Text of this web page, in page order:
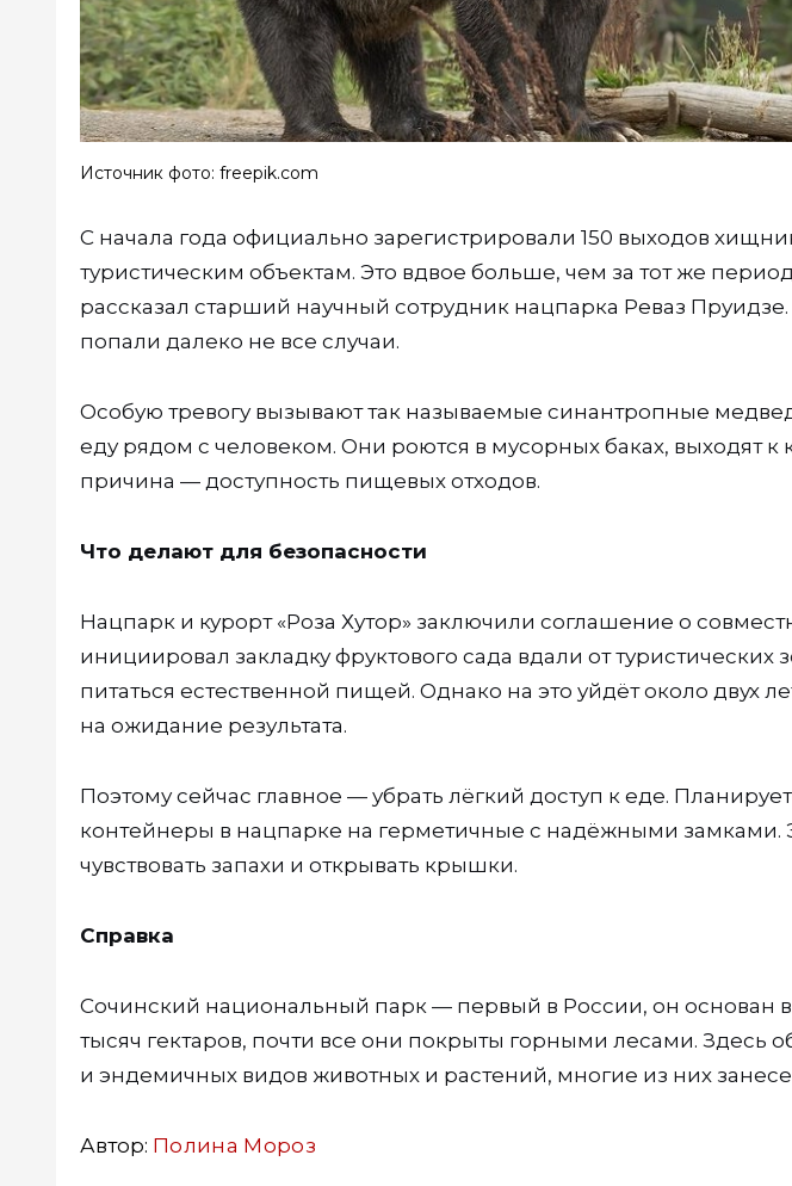
Источник фото: freepik.com
С начала года официально зарегистрировали 150 выходов
туристическим объектам. Это вдвое больше, чем за тот же
рассказал старший научный сотрудник нацпарка Реваз Пруидзе.
попали далеко не все случаи.
Особую тревогу вызывают так называемые синантропные
еду рядом с человеком. Они роются в мусорных баках, выходят к
причина — доступность пищевых отходов.
Что делают для безопасности
Нацпарк и курорт «Роза Хутор» заключили соглашение о
инициировал закладку фруктового сада вдали от туристических
питаться естественной пищей. Однако на это уйдёт около двух
на ожидание результата.
Поэтому сейчас главное — убрать лёгкий доступ к еде.
контейнеры в нацпарке на герметичные с надёжными замками.
чувствовать запахи и открывать крышки.
Справка
Сочинский национальный парк — первый в России, он основан в
тысяч гектаров, почти все они покрыты горными лесами. Здесь
и эндемичных видов животных и растений, многие из них
Автор: Полина Мороз